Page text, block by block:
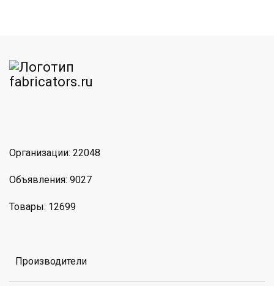
Организации: 22048
Объявления: 9027
Товары: 12699
Производители